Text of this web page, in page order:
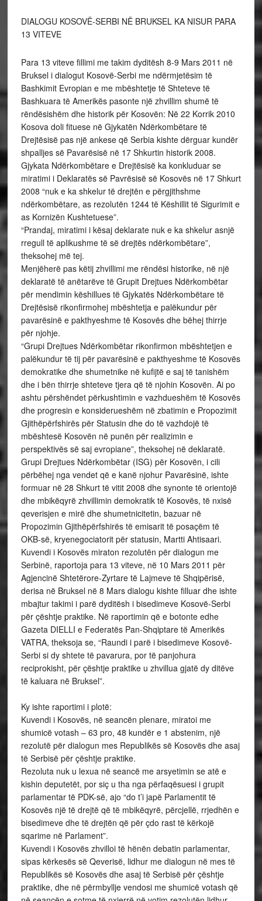
DIALOGU KOSOVË-SERBI NË BRUKSEL KA NISUR PARA
13 VITEVE
Para 13 viteve fillimi me takim dyditësh 8-9 Mars 2011 në
Bruksel i dialogut Kosovë-Serbi me ndërmjetësim të
Bashkimit Evropian e me mbështetje të Shteteve të
Bashkuara të Amerikës pasonte një zhvillim shumë të
rëndësishëm dhe historik për Kosovën: Në 22 Korrik 2010
Kosova doli fituese në Gjykatën Ndërkombëtare të
Drejtësisë pas një ankese që Serbia kishte dërguar kundër
shpalljes së Pavarësisë në 17 Shkurtin historik 2008.
Gjykata Ndërkombëtare e Drejtësisë ka konkluduar se
miratimi i Deklaratës së Pavrësisë së Kosovës në 17 Shkurt
2008 “nuk e ka shkelur të drejtën e përgjithshme
ndërkombëtare, as rezolutën 1244 të Këshillit të Sigurimit e
as Kornizën Kushtetuese”.
“Prandaj, miratimi i kësaj deklarate nuk e ka shkelur asnjë
rregull të aplikushme të së drejtës ndërkombëtare”,
theksohej më tej.
Menjëherë pas këtij zhvillimi me rëndësi historike, në një
deklaratë të anëtarëve të Grupit Drejtues Ndërkombëtar
për mendimin këshillues të Gjykatës Ndërkombëtare të
Drejtësisë rikonfirmohej mbështetja e palëkundur për
pavarësinë e pakthyeshme të Kosovës dhe bëhej thirrje
për njohje.
“Grupi Drejtues Ndërkombëtar rikonfirmon mbështetjen e
palëkundur të tij për pavarësinë e pakthyeshme të Kosovës
demokratike dhe shumetnike në kufijtë e saj të tanishëm
dhe i bën thirrje shteteve tjera që të njohin Kosovën. Ai po
ashtu përshëndet përkushtimin e vazhdueshëm të Kosovës
dhe progresin e konsiderueshëm në zbatimin e Propozimit
Gjithëpërfshirës për Statusin dhe do të vazhdojë të
mbështesë Kosovën në punën për realizimin e
perspektivës së saj evropiane”, theksohej në deklaratë.
Grupi Drejtues Ndërkombëtar (ISG) për Kosovën, i cili
përbëhej nga vendet që e kanë njohur Pavarësinë, ishte
formuar në 28 Shkurt të vitit 2008 dhe synonte të orientojë
dhe mbikëqyrë zhvillimin demokratik të Kosovës, të nxisë
qeverisjen e mirë dhe shumetnicitetin, bazuar në
Propozimin Gjithëpërfshirës të emisarit të posaçëm të
OKB-së, kryenegociatorit për statusin, Martti Ahtisaari.
Kuvendi i Kosovës miraton rezolutën për dialogun me
Serbinë, raportoja para 13 viteve, në 10 Mars 2011 për
Agjencinë Shtetërore-Zyrtare të Lajmeve të Shqipërisë,
derisa në Bruksel në 8 Mars dialogu kishte filluar dhe ishte
mbajtur takimi i parë dyditësh i bisedimeve Kosovë-Serbi
për çështje praktike. Në raportimin që e botonte edhe
Gazeta DIELLI e Federatës Pan-Shqiptare të Amerikës
VATRA, theksoja se, “Raundi i parë i bisedimeve Kosovë-
Serbi si dy shtete të pavarura, por të panjohura
reciprokisht, për çështje praktike u zhvillua gjatë dy ditëve
të kaluara në Bruksel”.
Ky ishte raportimi i plotë:
Kuvendi i Kosovës, në seancën plenare, miratoi me
shumicë votash – 63 pro, 48 kundër e 1 abstenim, një
rezolutë për dialogun mes Republikës së Kosovës dhe asaj
të Serbisë për çështje praktike.
Rezoluta nuk u lexua në seancë me arsyetimin se atë e
kishin deputetët, por siç u tha nga përfaqësuesi i grupit
parlamentar të PDK-së, ajo “do t’i japë Parlamentit të
Kosovës një të drejtë që të mbikëqyrë, përcjellë, rrjedhën e
bisedimeve dhe të drejtën që për çdo rast të kërkojë
sqarime në Parlament”.
Kuvendi i Kosovës zhvilloi të hënën debatin parlamentar,
sipas kërkesës së Qeverisë, lidhur me dialogun në mes të
Republikës së Kosovës dhe asaj të Serbisë për çështje
praktike, dhe në përmbyllje vendosi me shumicë votash që